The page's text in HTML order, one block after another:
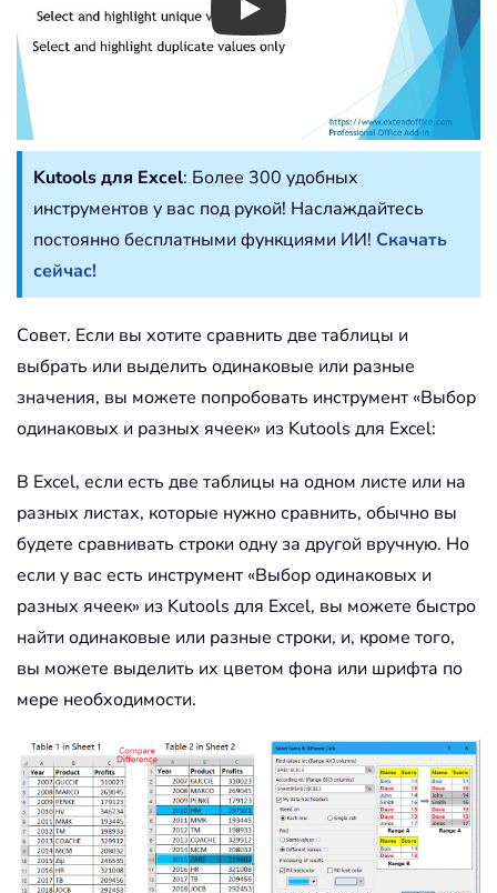
Play
Kutools для Excel: Более 300 удобных
инструментов у вас под рукой! Наслаждайтесь
постоянно бесплатными функциями ИИ! Скачать
сейчас!
Совет. Если вы хотите сравнить две таблицы и
выбрать или выделить одинаковые или разные
значения, вы можете попробовать инструмент «Выбор
одинаковых и разных ячеек» из Kutools для Excel:
В Excel, если есть две таблицы на одном листе или на
разных листах, которые нужно сравнить, обычно вы
будете сравнивать строки одну за другой вручную. Но
если у вас есть инструмент «Выбор одинаковых и
разных ячеек» из Kutools для Excel, вы можете быстро
найти одинаковые или разные строки, и, кроме того,
вы можете выделить их цветом фона или шрифта по
мере необходимости.